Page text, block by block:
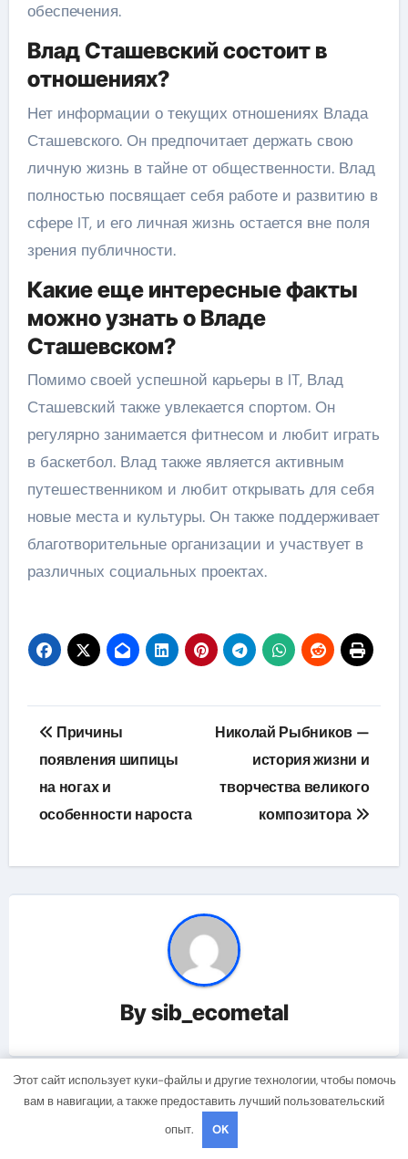
обеспечения.
Влад Сташевский состоит в
отношениях?
Нет информации о текущих отношениях Влада
Сташевского. Он предпочитает держать свою
личную жизнь в тайне от общественности. Влад
полностью посвящает себя работе и развитию в
сфере IT, и его личная жизнь остается вне поля
зрения публичности.
Какие еще интересные факты
можно узнать о Владе
Сташевском?
Помимо своей успешной карьеры в IT, Влад
Сташевский также увлекается спортом. Он
регулярно занимается фитнесом и любит играть
в баскетбол. Влад также является активным
путешественником и любит открывать для себя
новые места и культуры. Он также поддерживает
благотворительные организации и участвует в
различных социальных проектах.
Навигация
по
записям
Причины
появления шипицы
на ногах и
особенности нароста
Николай Рыбников —
история жизни и
творчества великого
композитора
Bysib_ecometal
Related Post
Этот сайт использует куки-файлы и другие технологии, чтобы помочь
вам в навигации, а также предоставить лучший пользовательский
опыт.
OK